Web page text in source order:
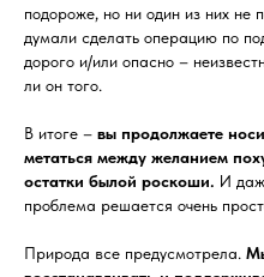
подороже, но ни один из них
думали сделать операцию по
дорого и/или опасно –
ли он того.
В итоге – вы продолжаете
метаться между желанием
остатки былой роскоши. И
проблема решается очень
Природа все предусмотрела.